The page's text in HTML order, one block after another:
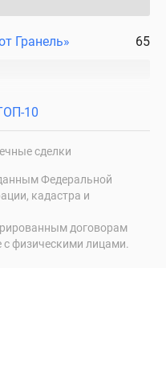
Гранель» 65
10
сделки
Федеральной
кадастра и
договорам
с физическими лицами.